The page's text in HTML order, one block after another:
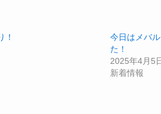
！
今日はメバ
た！
2025年4月5
新着情報